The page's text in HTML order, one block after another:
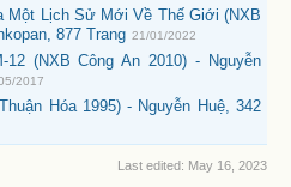
Một Lịch Sử Mới Về Thế Giới (NXB
877 Trang 21/01/2022
12 (NXB Công An 2010) - Nguyễn
2017
Hóa 1995) - Nguyễn Huệ, 342
Last edited: May 16, 2023